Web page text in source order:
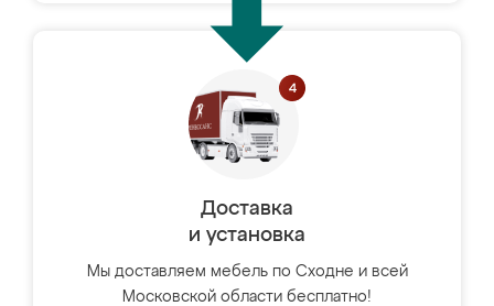
Доставка
и установка
Мы доставляем мебель по Сходне и всей
Московской области бесплатно!